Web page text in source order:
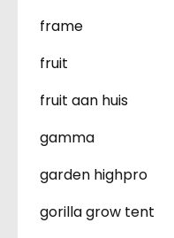
frame
fruit
fruit aan huis
gamma
garden highpro
gorilla grow tent